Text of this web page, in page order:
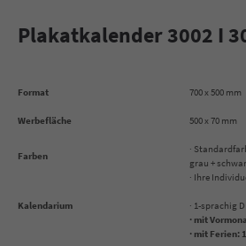
Plakatkalender 3002 I
Format 700 x 500 mm
Werbefläche 500 x 70 mm
Farben
·
grau +
· Ihre
Kalendarium
· 1-sprachig D
· mit
· mit Ferien: